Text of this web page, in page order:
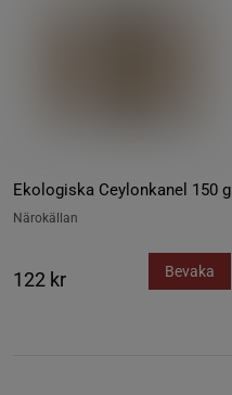
Ekologiska Ceylonkanel 150 g
Närokällan
122 kr Bevaka